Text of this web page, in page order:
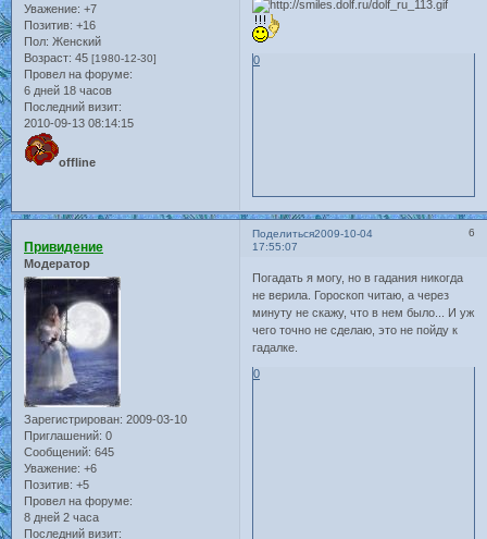
Уважение: +7
Позитив: +16
Пол: Женский
Возраст: 45 [1980-12-30]
Провел на форуме:
6 дней 18 часов
Последний визит:
2010-09-13 08:14:15
offline
0
Поделиться 6
2009-10-04
17:55:07
Привидение
Модератор
Зарегистрирован: 2009-03-10
Приглашений: 0
Сообщений: 645
Уважение: +6
Позитив: +5
Провел на форуме:
8 дней 2 часа
Последний визит:
Погадать я могу, но в гадания никогда
не верила. Гороскоп читаю, а через
минуту не скажу, что в нем было... И уж
чего точно не сделаю, это не пойду к
гадалке.
0